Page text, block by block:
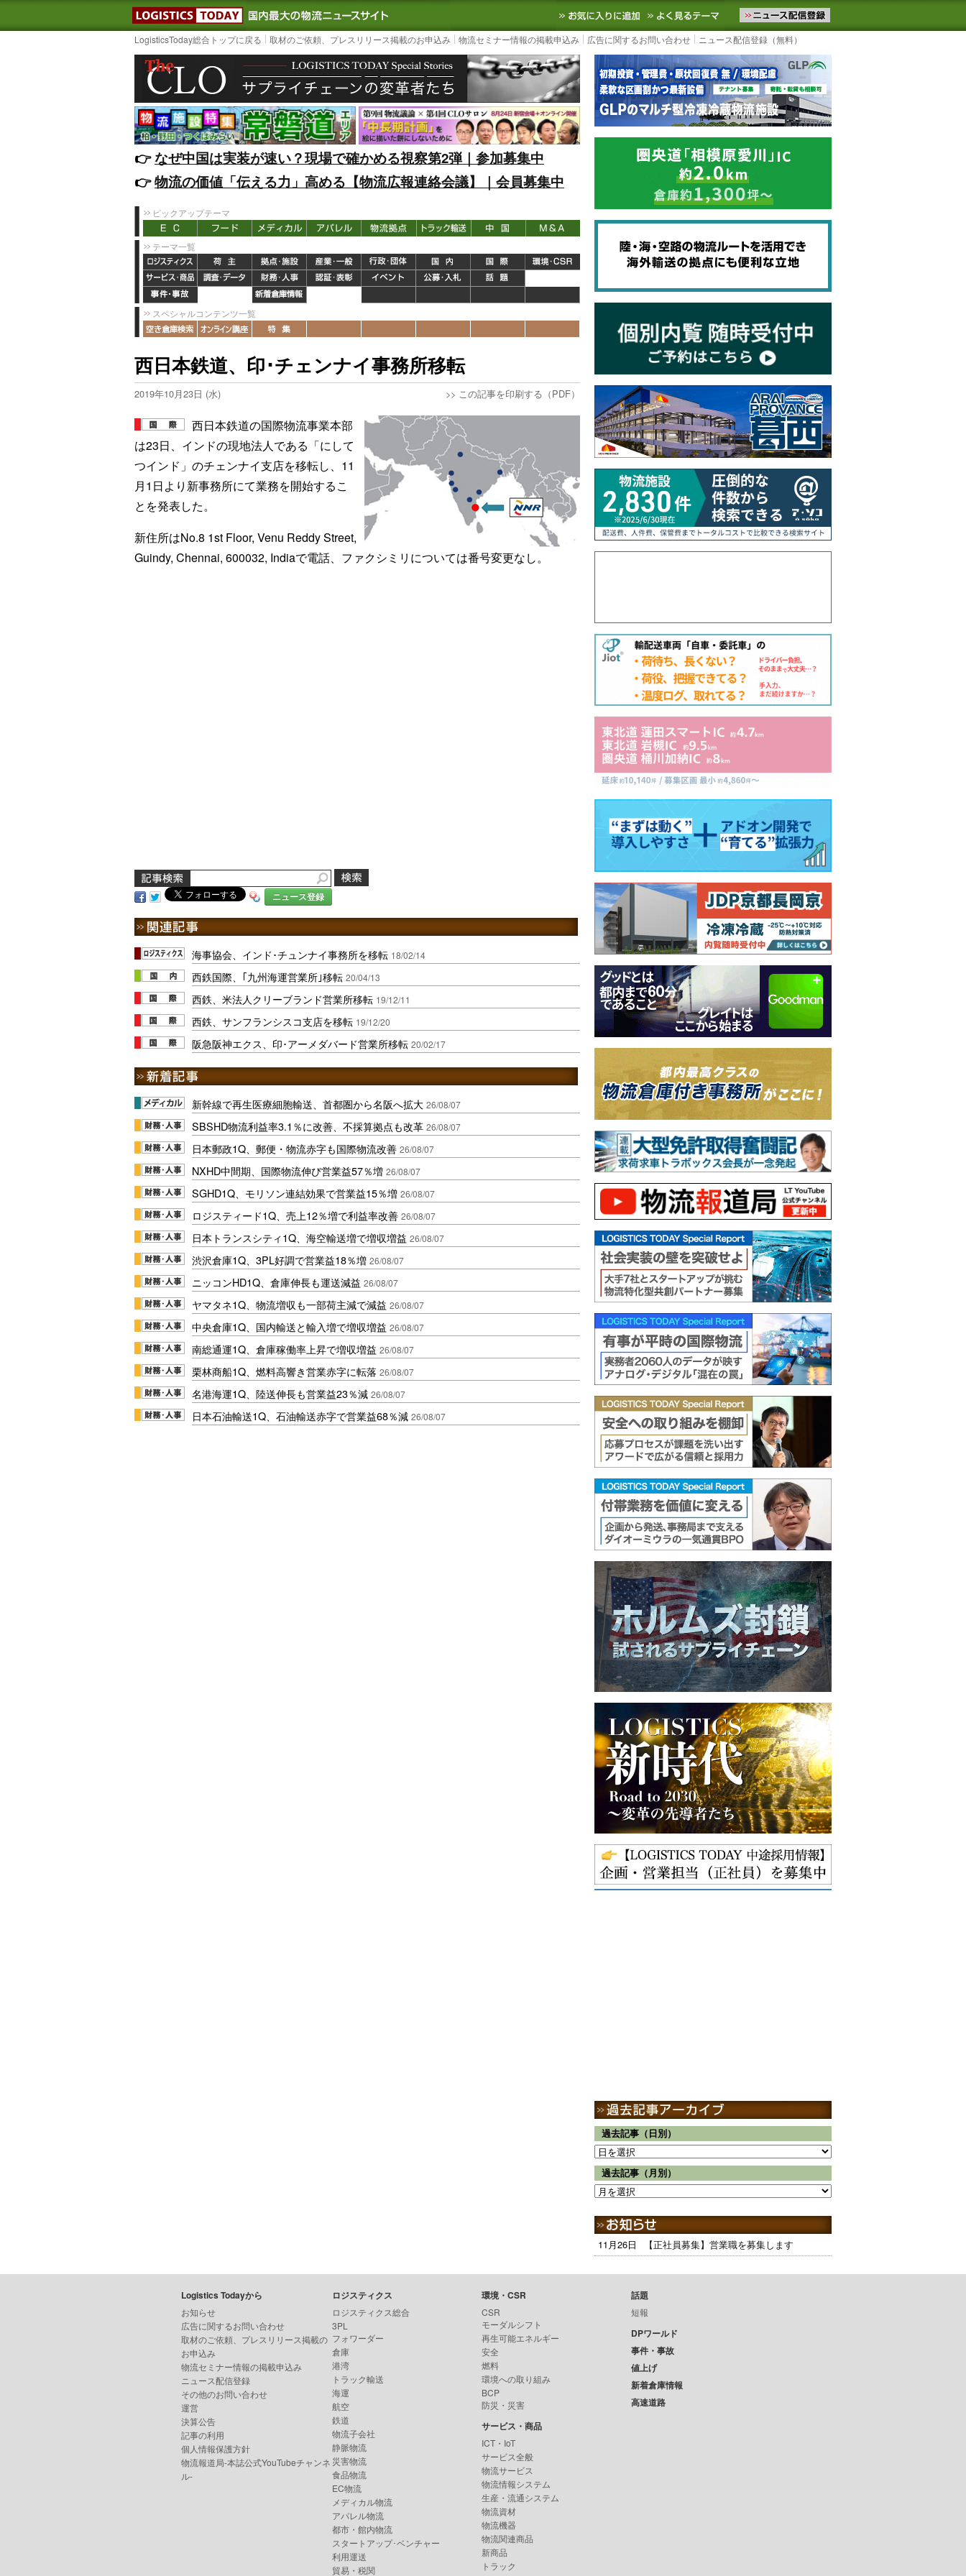
LOGISTICS TODAY｜国内最大の物流ニュースサイト3PL, SCMなど国内外の最新の物流ニュースをお届けします。物流ニュースメール配信を登録す
お気に入りに追加 よく見るテーマ
LogisticsToday総合トップに戻る 取材のご依頼、プレスリリース掲載のお申込み 物流セミナー情報の掲載申込み 広告に関するお問い合わせ ニュース配信登録（無料）
👉️なぜ中国は実装が速い？現場で確かめる視察第2弾｜参加募集中
👉️物流の価値「伝える力」高める【物流広報連絡会議】｜会員募集中
ピックアップテーマ
テーマ一覧
スペシャルコンテンツ一覧
西日本鉄道、印･チェンナイ事務所移転
2019年10月23日 (水) >> この記事を印刷する（PDF）
西日本鉄道の国際物流事業本部
は23日、インドの現地法人である「にして
つインド」のチェンナイ支店を移転し、11
月1日より新事務所にて業務を開始するこ
とを発表した。
新住所はNo.8 1st Floor, Venu Reddy Street,
Guindy, Chennai, 600032, Indiaで電話、ファクシミリについては番号変更なし。
ニュース登録
海事協会、インド･チュンナイ事務所を移転 18/02/14
西鉄国際、｢九州海運営業所｣移転 20/04/13
西鉄、米法人クリーブランド営業所移転 19/12/11
西鉄、サンフランシスコ支店を移転 19/12/20
阪急阪神エクス、印･アーメダバード営業所移転 20/02/17
新幹線で再生医療細胞輸送、首都圏から名阪へ拡大 26/08/07
SBSHD物流利益率3.1％に改善、不採算拠点も改革 26/08/07
日本郵政1Q、郵便・物流赤字も国際物流改善 26/08/07
NXHD中間期、国際物流伸び営業益57％増 26/08/07
SGHD1Q、モリソン連結効果で営業益15％増 26/08/07
ロジスティード1Q、売上12％増で利益率改善 26/08/07
日本トランスシティ1Q、海空輸送増で増収増益 26/08/07
渋沢倉庫1Q、3PL好調で営業益18％増 26/08/07
ニッコンHD1Q、倉庫伸長も運送減益 26/08/07
ヤマタネ1Q、物流増収も一部荷主減で減益 26/08/07
中央倉庫1Q、国内輸送と輸入増で増収増益 26/08/07
南総通運1Q、倉庫稼働率上昇で増収増益 26/08/07
栗林商船1Q、燃料高響き営業赤字に転落 26/08/07
名港海運1Q、陸送伸長も営業益23％減 26/08/07
日本石油輸送1Q、石油輸送赤字で営業益68％減 26/08/07
過去記事（日別）
過去記事（月別）
11月26日 【正社員募集】営業職を募集します
Logistics Todayから
お知らせ
広告に関するお問い合わせ
取材のご依頼、プレスリリース掲載の
お申込み
物流セミナー情報の掲載申込み
ニュース配信登録
その他のお問い合わせ
運営
決算公告
記事の利用
個人情報保護方針
物流報道局-本誌公式YouTubeチャンネ
ル-
ロジスティクス
ロジスティクス総合
3PL
フォワーダー
倉庫
港湾
トラック輸送
海運
航空
鉄道
物流子会社
静脈物流
災害物流
食品物流
EC物流
メディカル物流
アパレル物流
都市・館内物流
スタートアップ･ベンチャー
利用運送
貿易・税関
環境・CSR
CSR
モーダルシフト
再生可能エネルギー
安全
燃料
環境への取り組み
BCP
防災・災害
サービス・商品
ICT・IoT
サービス全般
物流サービス
物流情報システム
生産・流通システム
物流資材
物流機器
物流関連商品
新商品
トラック
話題
短報
DPワールド
事件・事故
値上げ
新着倉庫情報
高速道路